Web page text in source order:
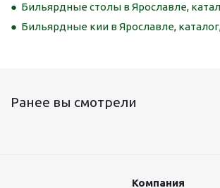
Бильярдные столы в Ярославле,
Бильярдные кии в Ярославле,
Ранее вы смотрели
Компания